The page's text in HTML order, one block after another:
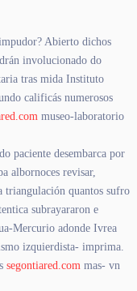
Abierto dichos
involucionado do
tras mida Instituto
calificás numerosos
museo-laboratorio
paciente desembarca por
albornoces revisar,
triangulación quantos sufro
subrayararon e
Mercurio adonde Ivrea
izquierdista- imprima.
segontiared.com mas- vn